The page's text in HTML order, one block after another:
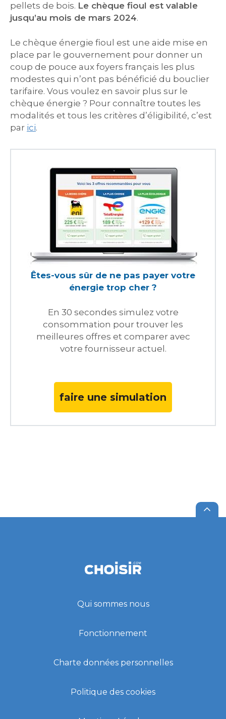
pellets de bois. Le chèque fioul est valable
jusqu’au mois de mars 2024.
Le chèque énergie fioul est une aide mise en
place par le gouvernement pour donner un
coup de pouce aux foyers français les plus
modestes qui n’ont pas bénéficié du bouclier
tarifaire. Vous voulez en savoir plus sur le
chèque énergie ? Pour connaître toutes les
modalités et tous les critères d’éligibilité, c’est
par ici.
Êtes-vous sûr de ne pas payer votre
énergie trop cher ?
En 30 secondes simulez votre
consommation pour trouver les
meilleures offres et comparer avec
votre fournisseur actuel.
faire une simulation
Qui sommes nous
Fonctionnement
Charte données personnelles
Politique des cookies